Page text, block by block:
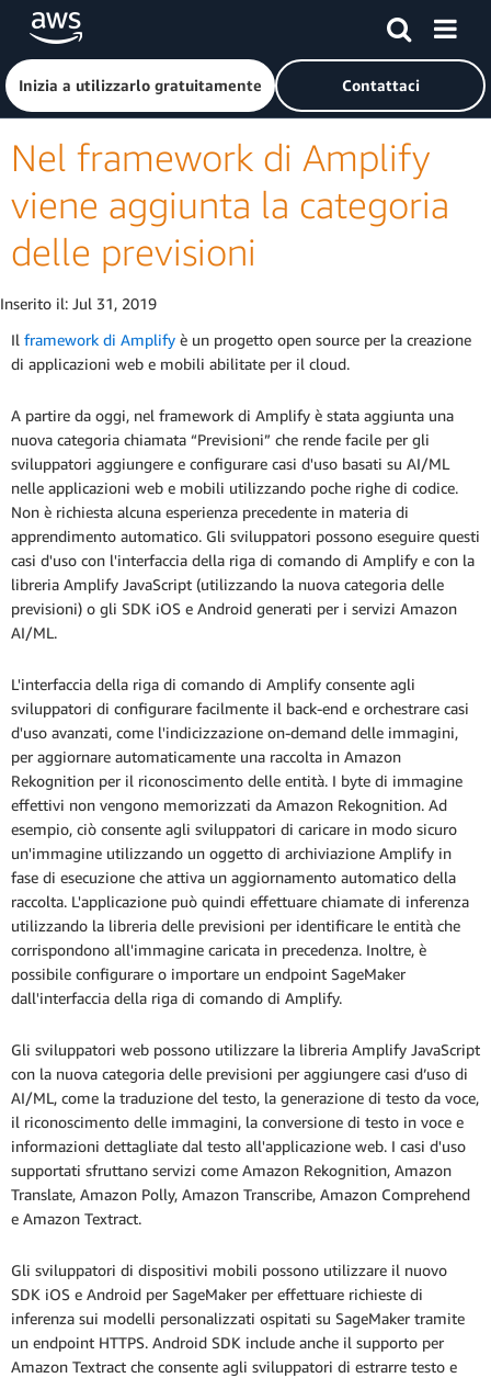
Passa al contenuto principale
Fai clic qui per tornare alla home page di Amazon Web
Inizia a utilizzarlo gratuitamente Contattaci
Nel framework di Amplify
viene aggiunta la categoria
delle previsioni
Inserito il: Jul 31, 2019
Il framework di Amplify è un progetto open source per la creazione
di applicazioni web e mobili abilitate per il cloud.
A partire da oggi, nel framework di Amplify è stata aggiunta una
nuova categoria chiamata “Previsioni” che rende facile per gli
sviluppatori aggiungere e configurare casi d'uso basati su AI/ML
nelle applicazioni web e mobili utilizzando poche righe di codice.
Non è richiesta alcuna esperienza precedente in materia di
apprendimento automatico. Gli sviluppatori possono eseguire questi
casi d'uso con l'interfaccia della riga di comando di Amplify e con la
libreria Amplify JavaScript (utilizzando la nuova categoria delle
previsioni) o gli SDK iOS e Android generati per i servizi Amazon
AI/ML.
L'interfaccia della riga di comando di Amplify consente agli
sviluppatori di configurare facilmente il back-end e orchestrare casi
d'uso avanzati, come l'indicizzazione on-demand delle immagini,
per aggiornare automaticamente una raccolta in Amazon
Rekognition per il riconoscimento delle entità. I byte di immagine
effettivi non vengono memorizzati da Amazon Rekognition. Ad
esempio, ciò consente agli sviluppatori di caricare in modo sicuro
un'immagine utilizzando un oggetto di archiviazione Amplify in
fase di esecuzione che attiva un aggiornamento automatico della
raccolta. L'applicazione può quindi effettuare chiamate di inferenza
utilizzando la libreria delle previsioni per identificare le entità che
corrispondono all'immagine caricata in precedenza. Inoltre, è
possibile configurare o importare un endpoint SageMaker
dall'interfaccia della riga di comando di Amplify.
Gli sviluppatori web possono utilizzare la libreria Amplify JavaScript
con la nuova categoria delle previsioni per aggiungere casi d’uso di
AI/ML, come la traduzione del testo, la generazione di testo da voce,
il riconoscimento delle immagini, la conversione di testo in voce e
informazioni dettagliate dal testo all'applicazione web. I casi d'uso
supportati sfruttano servizi come Amazon Rekognition, Amazon
Translate, Amazon Polly, Amazon Transcribe, Amazon Comprehend
e Amazon Textract.
Gli sviluppatori di dispositivi mobili possono utilizzare il nuovo
SDK iOS e Android per SageMaker per effettuare richieste di
inferenza sui modelli personalizzati ospitati su SageMaker tramite
un endpoint HTTPS. Android SDK include anche il supporto per
Amazon Textract che consente agli sviluppatori di estrarre testo e